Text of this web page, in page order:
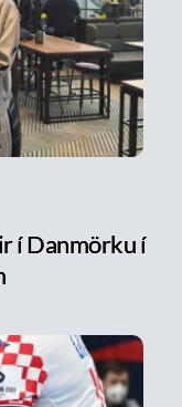
í Danmörku í